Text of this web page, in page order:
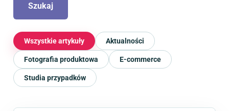
Szukaj
Wszystkie artykuły Aktualności
Fotografia produktowa E-commerce
Studia przypadków